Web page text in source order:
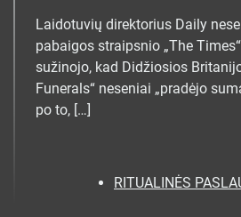
Laidotuvių direktorius Daily
pabaigos straipsnio „The
sužinojo, kad Didžiosios
Funerals“ neseniai „pradėjo
po to, […]
RITUALINĖS